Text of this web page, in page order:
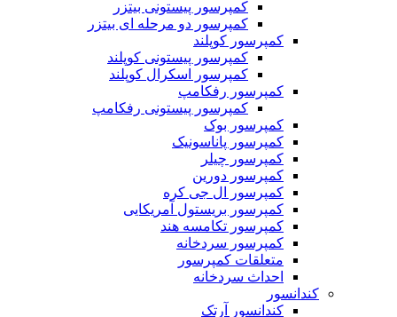
کمپرسور پیستونی بیتزر
کمپرسور دو مرحله ای بیتزر
کمپرسور کوپلند
کمپرسور پیستونی کوپلند
کمپرسور اسکرال کوپلند
کمپرسور رفکامپ
کمپرسور پیستونی رفکامپ
کمپرسور بوک
کمپرسور پاناسونیک
کمپرسور چیلر
کمپرسور دورین
کمپرسور ال جی کره
کمپرسور بریستول آمریکایی
کمپرسور تکامسه هند
‌کمپرسور سردخانه
متعلقات کمپرسور
احداث سردخانه
کندانسور
کندانسور آرتک